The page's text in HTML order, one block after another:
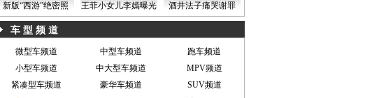
新版“西游”绝密照 王菲小女儿李嫣曝光 酒井法子痛哭谢罪
车 型 频 道
微型车频道 中型车频道
跑车频道
小型车频道
中大型车频道
MPV频道
紧凑型车频道
豪华车频道 SUV频道